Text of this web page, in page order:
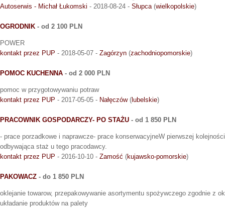
Autoserwis - Michał Łukomski - 2018-08-24 - Słupca(wielkopolskie)
OGRODNIK - od 2 100 PLN
POWER
kontakt przez PUP - 2018-05-07 - Zagórzyn (zachodniopomorskie)
POMOC KUCHENNA - od 2 000 PLN
pomoc w przygotowywaniu potraw
kontakt przez PUP - 2017-05-05 - Nałęczów( lubelskie)
PRACOWNIK GOSPODARCZY- PO STAŻU - od 1 850 PLN
- prace porzadkowe i naprawcze- prace konserwacyjneW pierwszej
odbywająca staż u tego pracodawcy.
kontakt przez PUP - 2016-10-10 - Zamość (kujawsko-pomorskie)
PAKOWACZ - do 1 850 PLN
oklejanie towarow, przepakowywanie asortymentu spożywczego zgodnie z
układanie produktów na palety